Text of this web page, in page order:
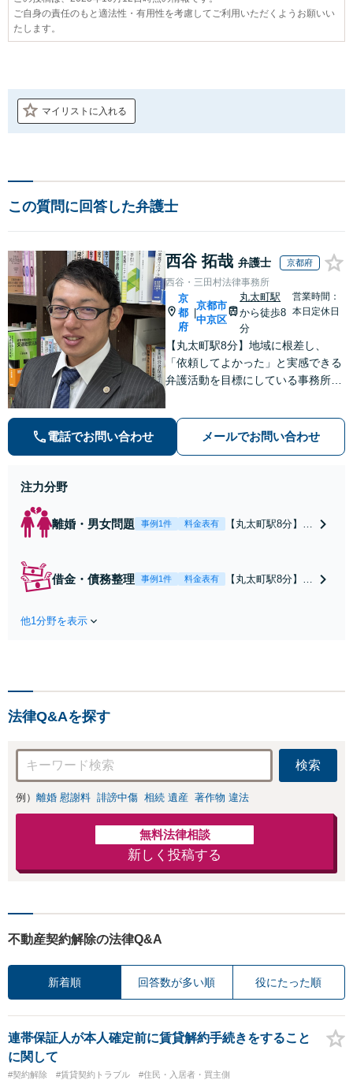
ご自身の責任のもと適法性・有用性を考慮してご利用いただくようお願いい
たします。
マイリストに入れる
この質問に回答した弁護士
西谷 拓哉 弁護士 京都府
西谷・三田村法律事務所
京
都
府
京都市
中京区
丸太町駅
から徒歩8
分
営業時間：
本日定休日
【丸太町駅8分】地域に根差し、
「依頼してよかった」と実感できる
弁護活動を目標にしている事務所で
実績あり【相続・遺言】相談者さま
に寄り添い、円滑な相続を目指しま
電話でお問い合わせ メールでお問い合わせ
注力分野
離婚・男女問題 事例1件 料金表有
【丸太町駅8分】調
く冷静な主張が重
借金・債務整理 事例1件 料金表有
【丸太町駅8分】
者さまのご要望を
有】【初回相談30
他1分野を表示
法律Q&Aを探す
検索
例） 離婚 慰謝料 誹謗中傷 相続 遺産 著作物 違法
無料法律相談
新しく投稿する
不動産契約解除の法律Q&A
新着順 回答数が多い順 役にたった順
連帯保証人が本人確定前に賃貸解約手続きをすること
に関して
#契約解除 #賃貸契約トラブル #住民・入居者・買主側